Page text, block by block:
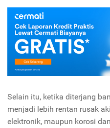
Selain itu, ketika diterjang
menjadi lebih rentan rusak
elektronik, maupun korosi